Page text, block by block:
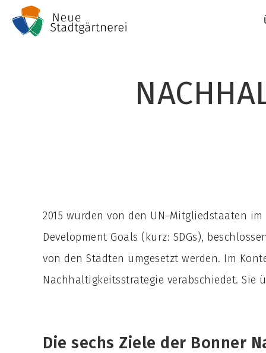
Inhalt
2015 wurden von den UN-Mitgliedstaaten
Development Goals (kurz: SDGs),
von den Städten umgesetzt werden. Im
Nachhaltigkeitsstrategie verabschiedet. Sie
Die sechs Ziele der Bonner